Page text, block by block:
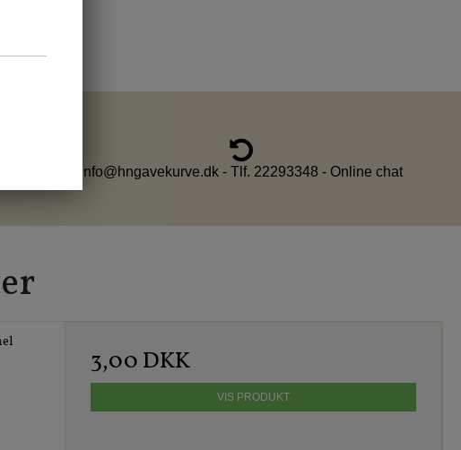
info@hngavekurve.dk - Tlf. 22293348 - Online chat
3,00 DKK
VIS PRODUKT